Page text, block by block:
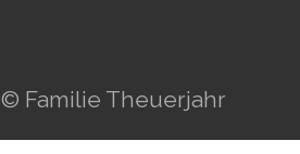
© Familie Theuerjahr